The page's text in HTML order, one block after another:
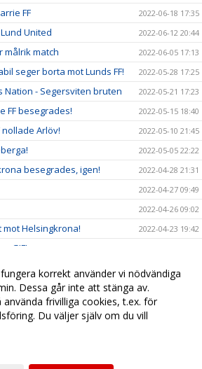
FF 2022-06-18 17:35
United 2022-06-12 20:44
målrik match 2022-06-05 17:13
seger borta mot Lunds FF! 2022-05-28 17:25
Nation - Segersviten bruten 2022-05-21 17:23
FF besegrades! 2022-05-15 18:40
nollade Arlöv! 2022-05-10 21:45
2022-05-05 22:22
besegrades, igen! 2022-04-28 21:31
2022-04-27 09:49
2022-04-26 09:02
Helsingkrona! 2022-04-23 19:42
GIF!
mot Klågerup 2022-04-18 18:19
GIF - Bara GIF 2022-04-16 14:54
Kävlinge-Harrie 2022-04-13 19:59
korrekt använder vi nödvändiga
Dessa går inte att stänga av.
använda frivilliga cookies, t.ex. för
Du väljer själv om du vill